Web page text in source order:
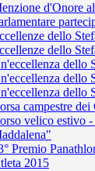
d'Onore
dello
dello
dello
dello
dello
campestre
velico estivo
Premio
2015